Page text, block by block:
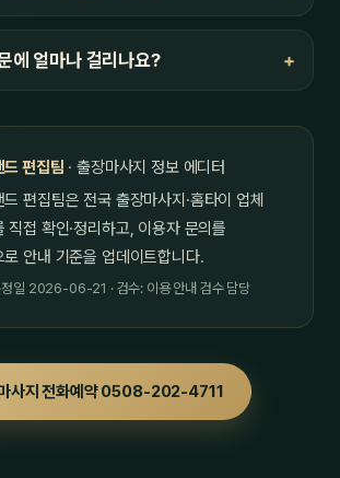
에 얼마나 걸리나요?
드 편집팀 · 출장마사지 정보 에디터
드 편집팀은 전국 출장마사지·홈타이 업체
직접 확인·정리하고, 이용자 문의를
로 안내 기준을 업데이트합니다.
정일 2026-06-21 · 검수: 이용 안내 검수 담당
사지 전화예약 0508-202-4711